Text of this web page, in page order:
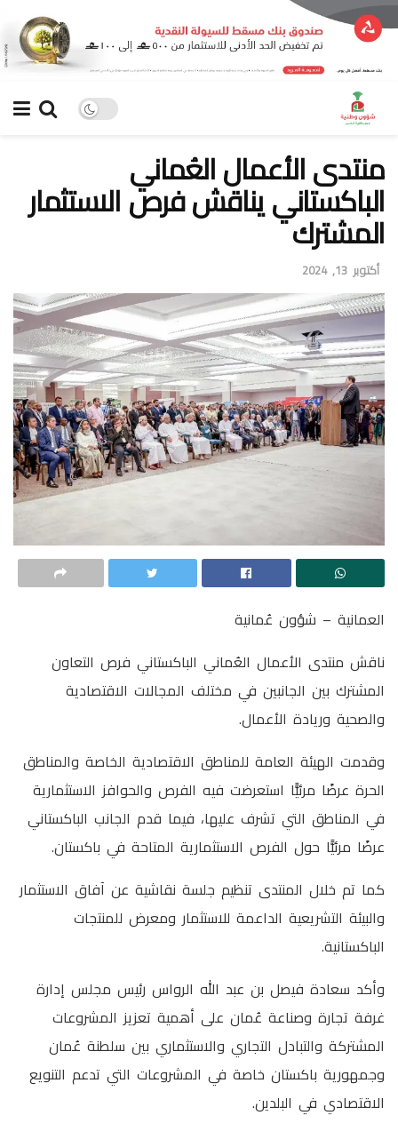
منتدى الأعمال العُماني
الباكستاني يناقش فرص الاستثمار
المشترك
أكتوبر 13, 2024
العمانية – شؤون عُمانية
ناقش منتدى الأعمال العُماني الباكستاني فرص التعاون
المشترك بين الجانبين في مختلف المجالات الاقتصادية
والصحية وريادة الأعمال.
وقدمت الهيئة العامة للمناطق الاقتصادية الخاصة والمناطق
الحرة عرضًا مرئيًّا استعرضت فيه الفرص والحوافز الاستثمارية
في المناطق التي تشرف عليها، فيما قدم الجانب الباكستاني
عرضًا مرئيًّا حول الفرص الاستثمارية المتاحة في باكستان.
كما تم خلال المنتدى تنظيم جلسة نقاشية عن آفاق الاستثمار
والبيئة التشريعية الداعمة للاستثمار ومعرض للمنتجات
الباكستانية.
وأكد سعادة فيصل بن عبد الله الرواس رئيس مجلس إدارة
غرفة تجارة وصناعة عُمان على أهمية تعزيز المشروعات
المشتركة والتبادل التجاري والاستثماري بين سلطنة عُمان
وجمهورية باكستان خاصة في المشروعات التي تدعم التنويع
الاقتصادي في البلدين.